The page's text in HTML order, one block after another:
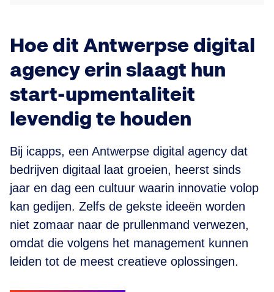
Hoe dit Antwerpse digital
agency erin slaagt hun
start-upmentaliteit
levendig te houden
Bij icapps, een Antwerpse digital agency dat
bedrijven digitaal laat groeien, heerst sinds
jaar en dag een cultuur waarin innovatie volop
kan gedijen. Zelfs de gekste ideeën worden
niet zomaar naar de prullenmand verwezen,
omdat die volgens het management kunnen
leiden tot de meest creatieve oplossingen.